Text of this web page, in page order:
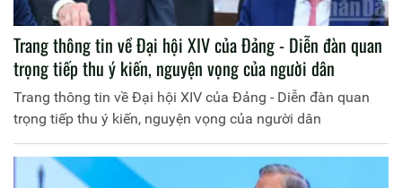
Trang thông tin về Đại hội XIV của Đảng - Diễn đàn quan
trọng tiếp thu ý kiến, nguyện vọng của người dân
Trang thông tin về Đại hội XIV của Đảng - Diễn đàn quan
trọng tiếp thu ý kiến, nguyện vọng của người dân